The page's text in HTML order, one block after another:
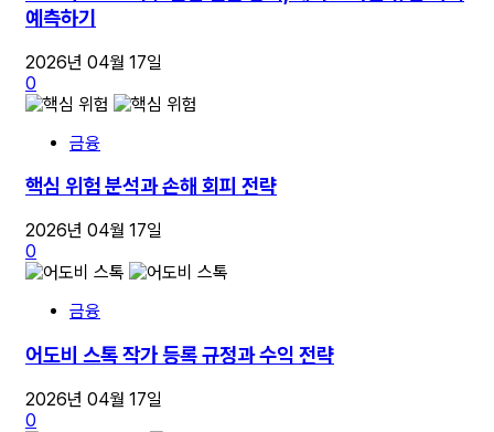
예측하기
2026년 04월 17일
0
금융
핵심 위험 분석과 손해 회피 전략
2026년 04월 17일
0
금융
어도비 스톡 작가 등록 규정과 수익 전략
2026년 04월 17일
0